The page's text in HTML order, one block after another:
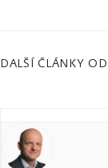
DALŠÍ ČLÁNKY